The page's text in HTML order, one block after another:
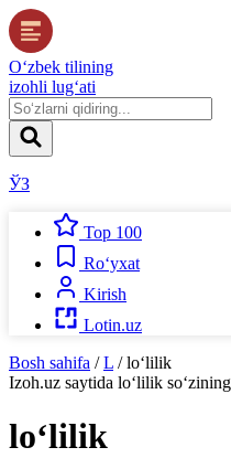
O‘zbek tilining
izohli lug‘ati
ЎЗ
Top 100
Ro‘yxat
Kirish
Lotin.uz
Bosh sahifa / L / lo‘lilik
Izoh.uz saytida lo‘lilik
lo‘lilik